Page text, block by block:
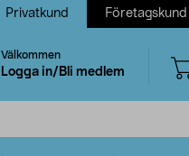
Privatkund Företagskund
Välkommen
Logga in/Bli medlem